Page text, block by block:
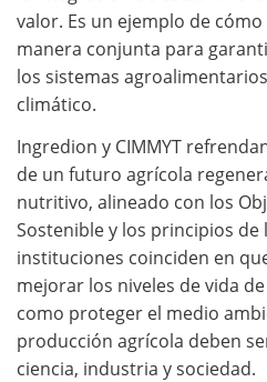
valor. Es un ejemplo de
manera conjunta para
los sistemas
climático.
Ingredion y CIMMYT
de un futuro agrícola
nutritivo, alineado con los
Sostenible y los principios de
instituciones coinciden en
mejorar los niveles de vida
como proteger el medio
producción agrícola deben
ciencia, industria y sociedad.